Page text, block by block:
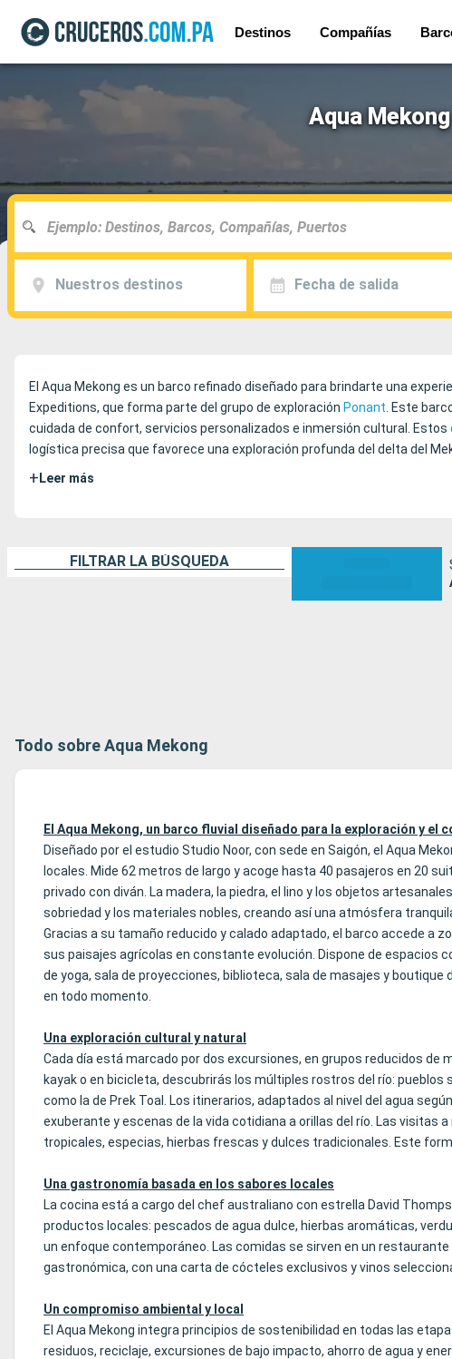
Destinos Compañías
Aqua
Nuestros destinos Fecha de salida
El Aqua Mekong es un barco refinado diseñado para brindarte una
Expeditions, que forma parte del grupo de exploración Ponant . Este
cuidada de confort, servicios personalizados e inmersión cultural. Estos
logística precisa que favorece una exploración profunda del delta del
+ Leer más
FILTRAR LA BÚSQUEDA
Todo sobre Aqua Mekong
El Aqua Mekong, un barco fluvial diseñado para la exploración y el
Diseñado por el estudio Studio Noor, con sede en Saigón, el Aqua
locales. Mide 62 metros de largo y acoge hasta 40 pasajeros en 20
privado con diván. La madera, la piedra, el lino y los objetos
sobriedad y los materiales nobles, creando así una atmósfera
Gracias a su tamaño reducido y calado adaptado, el barco accede a
sus paisajes agrícolas en constante evolución. Dispone de espacios
de yoga, sala de proyecciones, biblioteca, sala de masajes y
en todo momento.
Una exploración cultural y natural
Cada día está marcado por dos excursiones, en grupos reducidos
kayak o en bicicleta, descubrirás los múltiples rostros del río:
como la de Prek Toal. Los itinerarios, adaptados al nivel del agua
exuberante y escenas de la vida cotidiana a orillas del río. Las
tropicales, especias, hierbas frescas y dulces tradicionales. Este
Una gastronomía basada en los sabores locales
La cocina está a cargo del chef australiano con estrella David
productos locales: pescados de agua dulce, hierbas aromáticas,
un enfoque contemporáneo. Las comidas se sirven en un
gastronómica, con una carta de cócteles exclusivos y vinos
Un compromiso ambiental y local
El Aqua Mekong integra principios de sostenibilidad en todas las
residuos, reciclaje, excursiones de bajo impacto, ahorro de agua y